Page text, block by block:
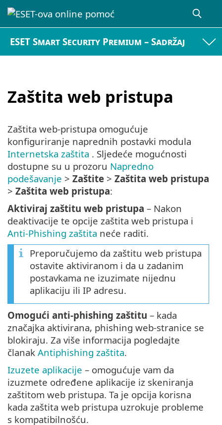
ESET Smart Security Premium – Sadržaj
Zaštita web pristupa
Zaštita web-pristupa omogućuje
konfiguriranje naprednih postavki modula
Internetska zaštita . Sljedeće mogućnosti
dostupne su u prozoru Napredno
podešavanje > Zaštite > Zaštita web pristupa
> Zaštita web pristupa:
Aktiviraj zaštitu web pristupa – Nakon
deaktivacije te opcije zaštita web pristupa i
Anti-Phishing zaštita neće raditi.
Preporučujemo da zaštitu web pristupa
ostavite aktiviranom i da u zadanim
postavkama ne izuzimate nijednu
aplikaciju ili IP adresu.
Omogući anti-phishing zaštitu – kada
značajka aktivirana, phishing web-stranice se
blokiraju. Za više informacija pogledajte
članak Antiphishing zaštita.
Izuzete aplikacije – omogućuje vam da
izuzmete određene aplikacije iz skeniranja
zaštitom web pristupa. Ta je opcija korisna
kada zaštita web pristupa uzrokuje probleme
s kompatibilnošću.